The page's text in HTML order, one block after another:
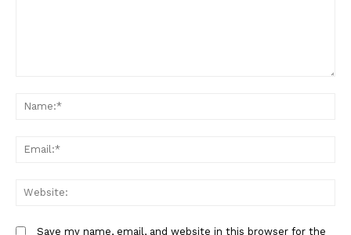
Save my name, email, and website in this browser for the